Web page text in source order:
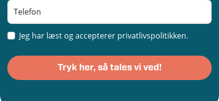
Jeg har læst og accepterer privatlivspolitikken.